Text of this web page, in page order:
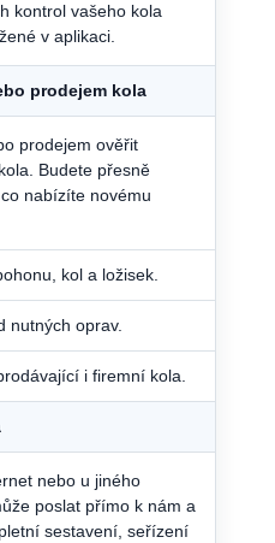
kontrol vašeho kola
v aplikaci.
prodejem kola
prodejem ověřit
Budete přesně
nabízíte novému
kol a ložisek.
nutných oprav.
i firemní kola.
nebo u jiného
poslat přímo k nám a
sestavení, seřízení